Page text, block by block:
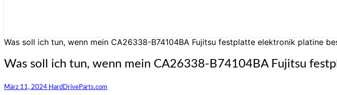
Was soll ich tun, wenn mein CA26338-B74104BA Fujitsu festplatte elektronik platine
Was soll ich tun, wenn mein CA26338-B74104BA Fujitsu
März 11, 2024 HardDriveParts.com